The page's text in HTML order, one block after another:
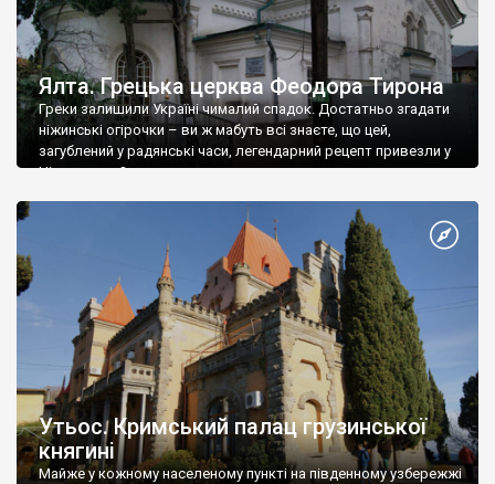
Ялта. Грецька церква Феодора Тирона
Греки залишили Україні чималий спадок. Достатньо згадати
ніжинські огірочки – ви ж мабуть всі знаєте, що цей,
загублений у радянські часи, легендарний рецепт привезли у
Ніжин греки?
Утьос. Кримський палац грузинської
княгині
Майже у кожному населеному пункті на південному узбережжі